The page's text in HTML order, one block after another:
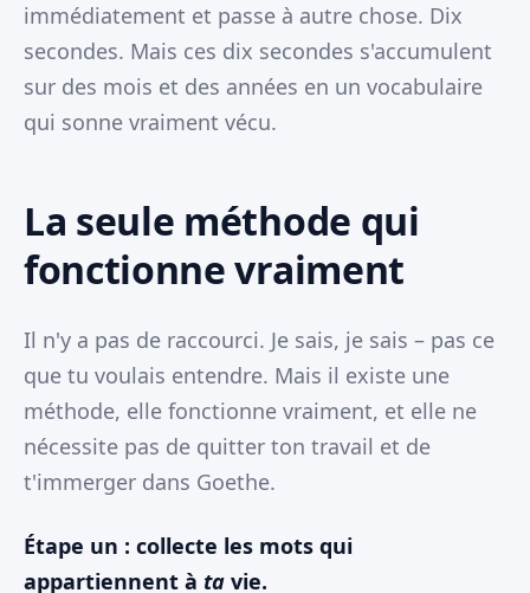
immédiatement et passe à autre chose. Dix
secondes. Mais ces dix secondes s'accumulent
sur des mois et des années en un vocabulaire
qui sonne vraiment vécu.
La seule méthode qui
fonctionne vraiment
Il n'y a pas de raccourci. Je sais, je sais – pas ce
que tu voulais entendre. Mais il existe une
méthode, elle fonctionne vraiment, et elle ne
nécessite pas de quitter ton travail et de
t'immerger dans Goethe.
Étape un : collecte les mots qui
appartiennent à ta vie.